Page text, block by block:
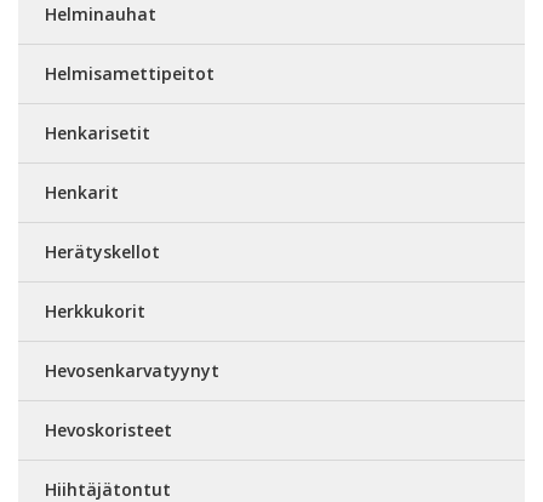
Helminauhat
Helmisamettipeitot
Henkarisetit
Henkarit
Herätyskellot
Herkkukorit
Hevosenkarvatyynyt
Hevoskoristeet
Hiihtäjätontut